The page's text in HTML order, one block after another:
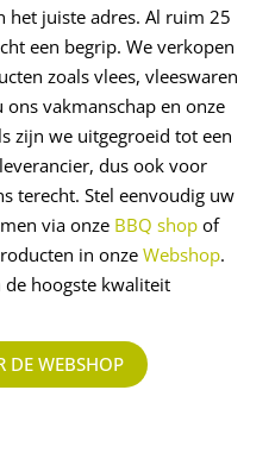
het juiste adres. Al ruim 25
een begrip. We verkopen
zoals vlees, vleeswaren
vakmanschap en onze
zijn we uitgegroeid tot een
dus ook voor
terecht. Stel eenvoudig uw
via onze BBQ shop of
in onzeWebshop.
de hoogste kwaliteit
DE WEBSHOP